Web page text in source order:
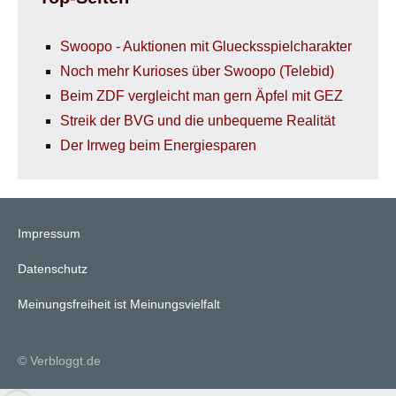
Swoopo - Auktionen mit Gluecksspielcharakter
Noch mehr Kurioses über Swoopo (Telebid)
Beim ZDF vergleicht man gern Äpfel mit GEZ
Streik der BVG und die unbequeme Realität
Der Irrweg beim Energiesparen
Impressum
Datenschutz
Meinungsfreiheit ist Meinungsvielfalt
© Verbloggt.de